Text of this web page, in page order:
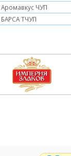
Аромавкус ЧУП
БАРСА ТЧУП